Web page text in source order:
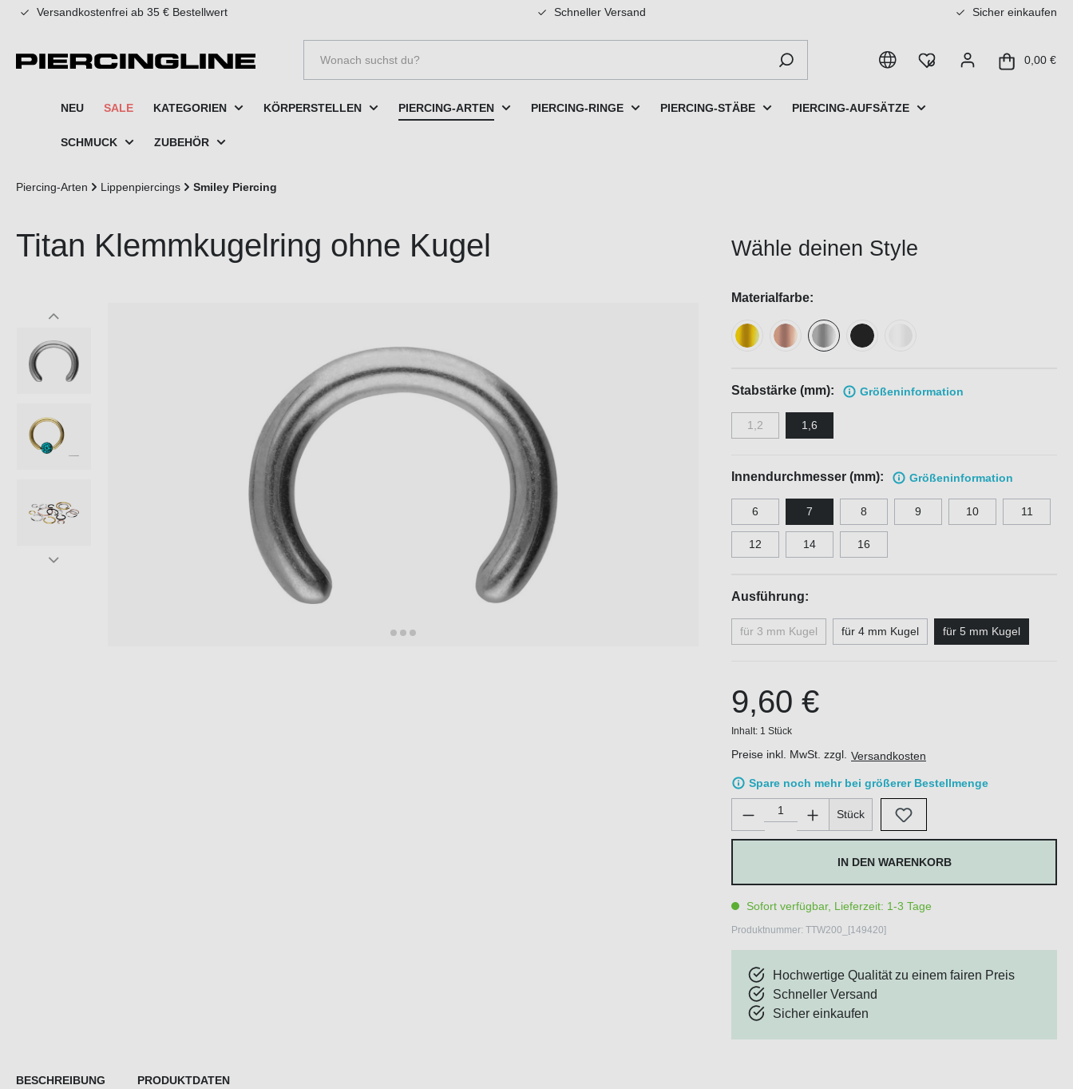
springen Zur Hauptnavigation springen
Versandkostenfrei ab 35 € Bestellwert Schneller Versand Sicher einkaufen
0,00 €
NEU SALE KATEGORIEN KÖRPERSTELLEN PIERCING-ARTEN PIERCING-RINGE PIERCING-STÄBE PIERCING-AUFSÄTZE
SCHMUCK ZUBEHÖR
Piercing-Arten Lippenpiercings Smiley Piercing
Titan Klemmkugelring ohne Kugel Wähle deinen Style
Materialfarbe:
Stabstärke (mm): Größeninformation
1,2 1,6
Innendurchmesser (mm): Größeninformation
6 7 8 9 10 11
12 14 16
Ausführung:
für 3 mm Kugel für 4 mm Kugel für 5 mm Kugel
9,60 €
Inhalt: 1 Stück
Preise inkl. MwSt. zzgl. Versandkosten
Spare noch mehr bei größerer Bestellmenge
Produkt Anzahl: Gib den gewünschten Wert ein oder
Stück
IN DEN WARENKORB
Sofort verfügbar, Lieferzeit: 1-3 Tage
Produktnummer: TTW200_[149420]
Hochwertige Qualität zu einem fairen Preis
Schneller Versand
Sicher einkaufen
BESCHREIBUNG PRODUKTDATEN